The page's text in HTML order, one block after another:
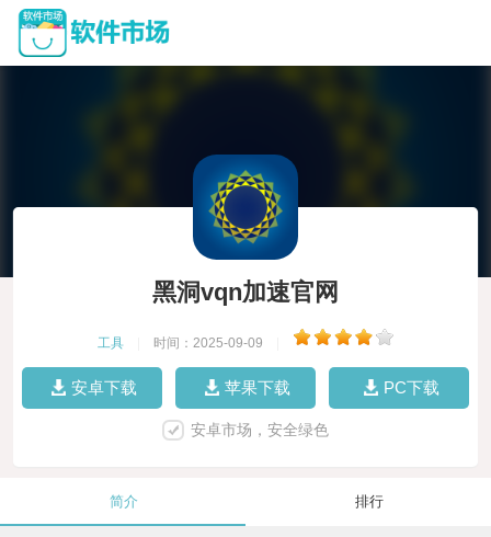
黑洞vqn加速官网
工具 时间：2025-09-09
安卓下载 苹果下载 PC下载
安卓市场，安全绿色
简介 排行